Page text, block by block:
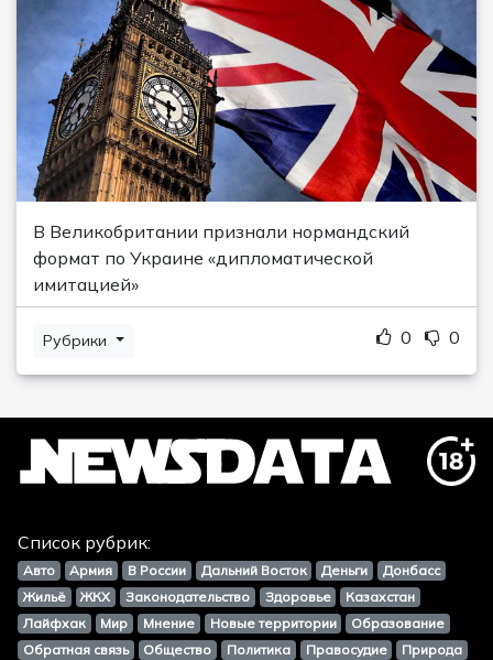
В Великобритании признали нормандский
формат по Украине «дипломатической
имитацией»
Рубрики 0 0
Список рубрик:
Авто Армия В России Дальний Восток Деньги
Донбасс
Жильё
ЖКХ Законодательство Здоровье
Казахстан
Лайфхак
Мир Мнение Новые территории
Образование
Обратная связь
Общество Политика Правосудие Природа